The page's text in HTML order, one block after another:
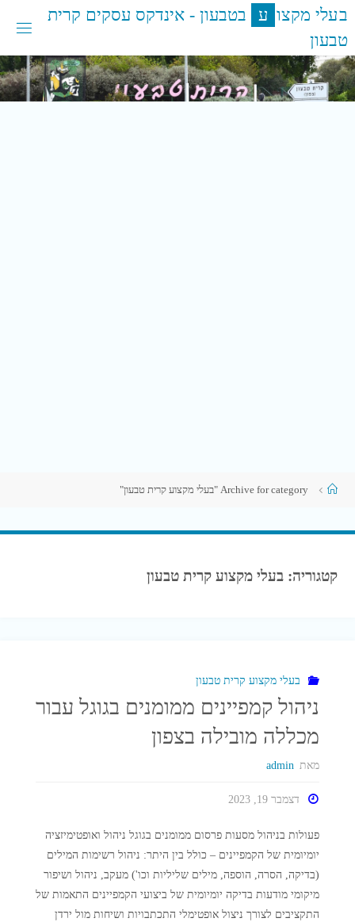
דלגו
בעלי מקצו ע בטבעון - אינדקס עסקים קרית
טבעון
עמוד Archive for category "בעלי מקצוע קרית טבעון"
קטגוריה:בעלי מקצוע קרית טבעון
בעלי מקצוע קרית טבעון
ניהול קמפיינים ממומנים בגוגל עבור
מכללה מובילה בצפון
מאת admin
דצמבר 19, 2023
פעולות בניהול מסעות פרסום ממומנים בגוגל ניהול ואופטימיזציה
יומיומית של הקמפיינים – כולל בין היתר: ניהול רשימות המילים
(בדיקה, הסרה, הוספה, מילים שליליות וכו') מעקב, ניהול ושיפור
מיקומי מודעות בדיקה יומיומית של ביצועי הקמפיינים התאמות של
התקציבים לצורך ניצול אופטימלי התכתבויות ושיחות מול ירדן